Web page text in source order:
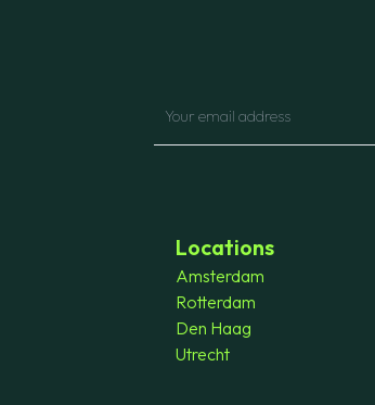
Locations
Amsterdam
Rotterdam
Den Haag
Utrecht